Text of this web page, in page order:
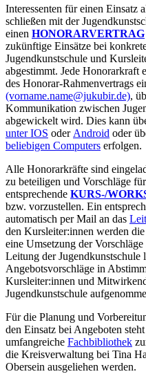
Interessenten für einen
schließen mit der
einen HONORARVERTRAG
zukünftige Einsätze bei
Jugend­kunstschule und
abgestimmt. Jede Honorarkraft
des Honorar-Rahmenvertrags
(vorname.name@jukubir.de),
Kommunikation zwischen
abgewickelt wird. Dies kann
unter IOS oder Android oder
beliebigen Computers erfolgen.
Alle Honorarkräfte sind
zu beteiligen und Vorschläge für
entsprechende KURS-/
bzw. vorzustellen. Ein
automatisch per Mail an das
den Kursleiter:innen werden
eine Umsetzung der
Leitung der Jugendkunstschule
Angebotsvorschläge in
Kursleiter:innen und
Jugendkunstschule
Für die Planung und
den Einsatz bei Angeboten
umfangreiche Fachbibliothek
die Kreisverwaltung bei Tina
Obersein ausgeliehen werden.